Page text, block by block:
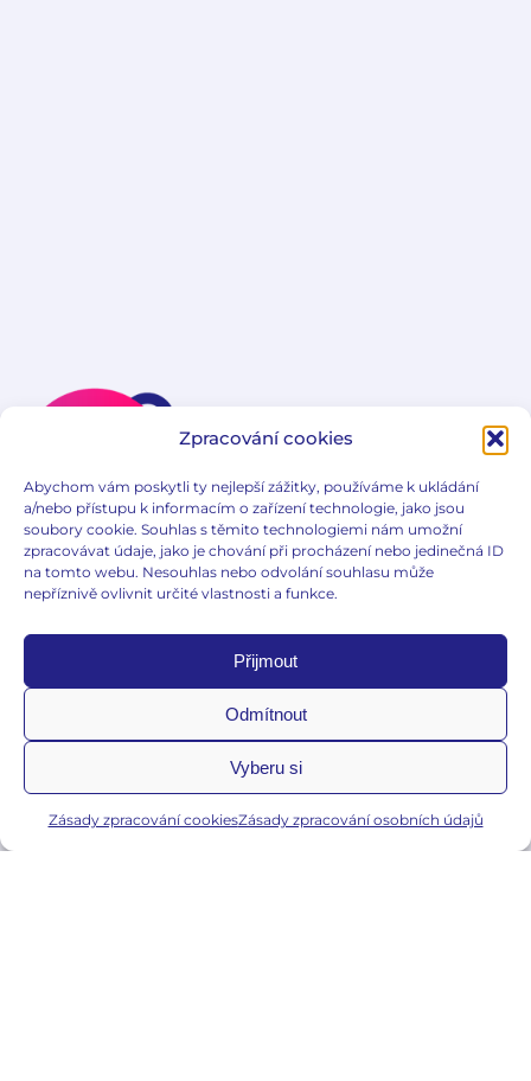
Zpracování cookies
Abychom vám poskytli ty nejlepší zážitky, používáme k ukládání
a/nebo přístupu k informacím o zařízení technologie, jako jsou
soubory cookie. Souhlas s těmito technologiemi nám umožní
zpracovávat údaje, jako je chování při procházení nebo jedinečná ID
na tomto webu. Nesouhlas nebo odvolání souhlasu může
nepříznivě ovlivnit určité vlastnosti a funkce.
Přijmout
Odmítnout
Vyberu si
Zásady zpracování cookiesZásady zpracování osobních údajů
Vaginální potíže
Problémy močových cest
Hormonální nerovnováha
Edukační články